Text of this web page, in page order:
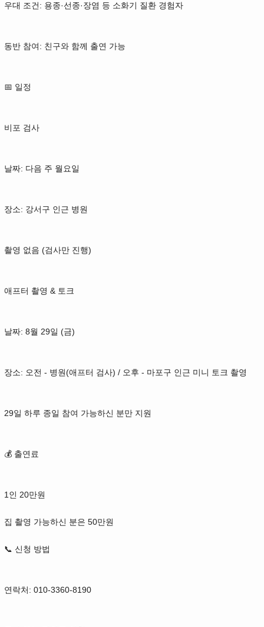
우대 조건: 용종·선종·장염 등 소화기 질환 경험자
동반 참여: 친구와 함께 출연 가능
📅 일정
비포 검사
날짜: 다음 주 월요일
장소: 강서구 인근 병원
촬영 없음 (검사만 진행)
애프터 촬영 & 토크
날짜: 8월 29일 (금)
장소: 오전 - 병원(애프터 검사) / 오후 - 마포구 인근 미니 토크 촬영
29일 하루 종일 참여 가능하신 분만 지원
💰 출연료
1인 20만원
집 촬영 가능하신 분은 50만원
📞 신청 방법
연락처: 010-3360-8190